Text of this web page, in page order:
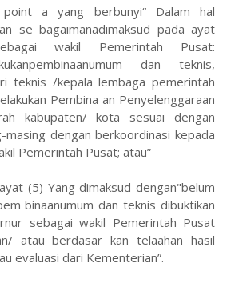
a yang berbunyi“ Dalam hal
se bagaimanadimaksud pada ayat
wakil Pemerintah Pusat:
dan teknis,
teknis /kepala lembaga pemerintah
Pembina an Penyelenggaraan
kabupaten/ kota sesuai dengan
masing dengan berkoordinasi kepada
Pemerintah Pusat; atau”
(5) Yang dimaksud dengan"belum
binaanumum dan teknis dibuktikan
sebagai wakil Pemerintah Pusat
atau berdasar kan telaahan hasil
evaluasi dari Kementerian”.